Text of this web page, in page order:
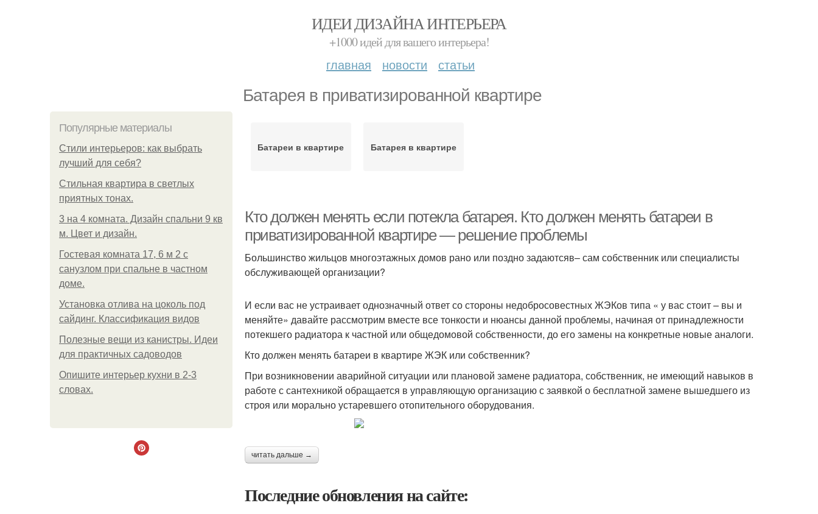
ИДЕИ ДИЗАЙНА ИНТЕРЬЕРА
+1000 идей для вашего интерьера!
главная новости статьи
Батарея в приватизированной квартире
Популярные материалы
Стили интерьеров: как выбрать
лучший для себя?
Стильная квартира в светлых
приятных тонах.
3 на 4 комната. Дизайн спальни 9 кв
м. Цвет и дизайн.
Гостевая комната 17, 6 м 2 с
санузлом при спальне в частном
доме.
Установка отлива на цоколь под
сайдинг. Классификация видов
Полезные вещи из канистры. Идеи
для практичных садоводов
Опишите интерьер кухни в 2-3
словах.
Батареи в квартире Батарея в квартире
Кто должен менять если потекла батарея. Кто должен менять батареи в
приватизированной квартире — решение проблемы
Большинство жильцов многоэтажных домов рано или поздно задаютсяв– сам собственник или специалисты
обслуживающей организации?
И если вас не устраивает однозначный ответ со стороны недобросовестных ЖЭКов типа « у вас стоит – вы и
меняйте» давайте рассмотрим вместе все тонкости и нюансы данной проблемы, начиная от принадлежности
потекшего радиатора к частной или общедомовой собственности, до его замены на конкретные новые аналоги.
Кто должен менять батареи в квартире ЖЭК или собственник?
При возникновении аварийной ситуации или плановой замене радиатора, собственник, не имеющий навыков в
работе с сантехникой обращается в управляющую организацию с заявкой о бесплатной замене вышедшего из
строя или морально устаревшего отопительного оборудования.
читать дальше →
Последние обновления на сайте: